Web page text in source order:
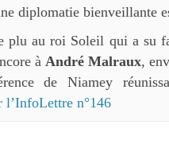
diplomatie bienveillante
plu au roi Soleil qui a su
à André Malraux,
de Niamey
l’InfoLettre n°146